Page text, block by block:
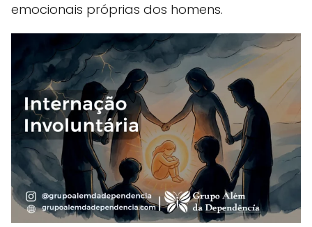
emocionais próprias dos homens.